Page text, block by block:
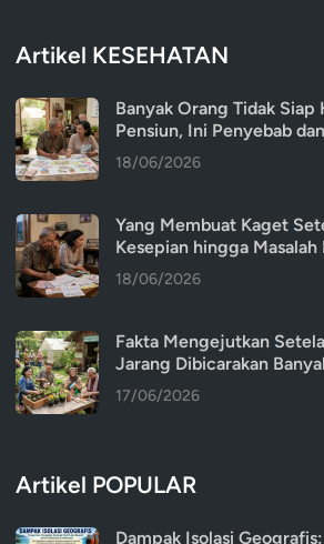
Artikel KESEHATAN
Banyak Orang Tidak Siap
Pensiun, Ini Penyebab
18/06/2026
Yang Membuat Kaget
Kesepian hingga Masalah
18/06/2026
Fakta Mengejutkan
Jarang Dibicarakan
17/06/2026
Artikel POPULAR
Dampak Isolasi